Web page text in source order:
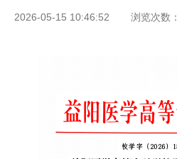
2026-05-15 10:46:52 浏览次数：